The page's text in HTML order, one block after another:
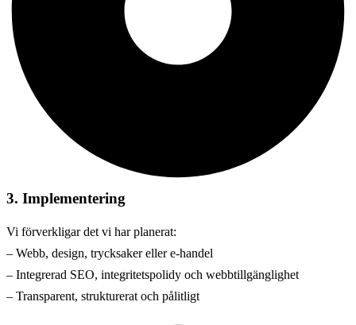
3. Implementering
Vi förverkligar det vi har planerat:
– Webb, design, trycksaker eller e-handel
– Integrerad SEO, integritetspolidy och webbtillgänglighet
– Transparent, strukturerat och pålitligt